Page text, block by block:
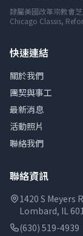
隸屬美國改革宗教會
Chicago Classis,
快速連結
關於我們
團契與事工
最新消息
活動照片
聯絡我們
聯絡資訊
1420 S Meyers
Lombard, IL
(630) 519-4939